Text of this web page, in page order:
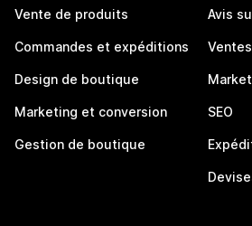
Vente de produits
Commandes et expéditions
Design de boutique
Marketing et conversion
Gestion de boutique
Avis
SEO